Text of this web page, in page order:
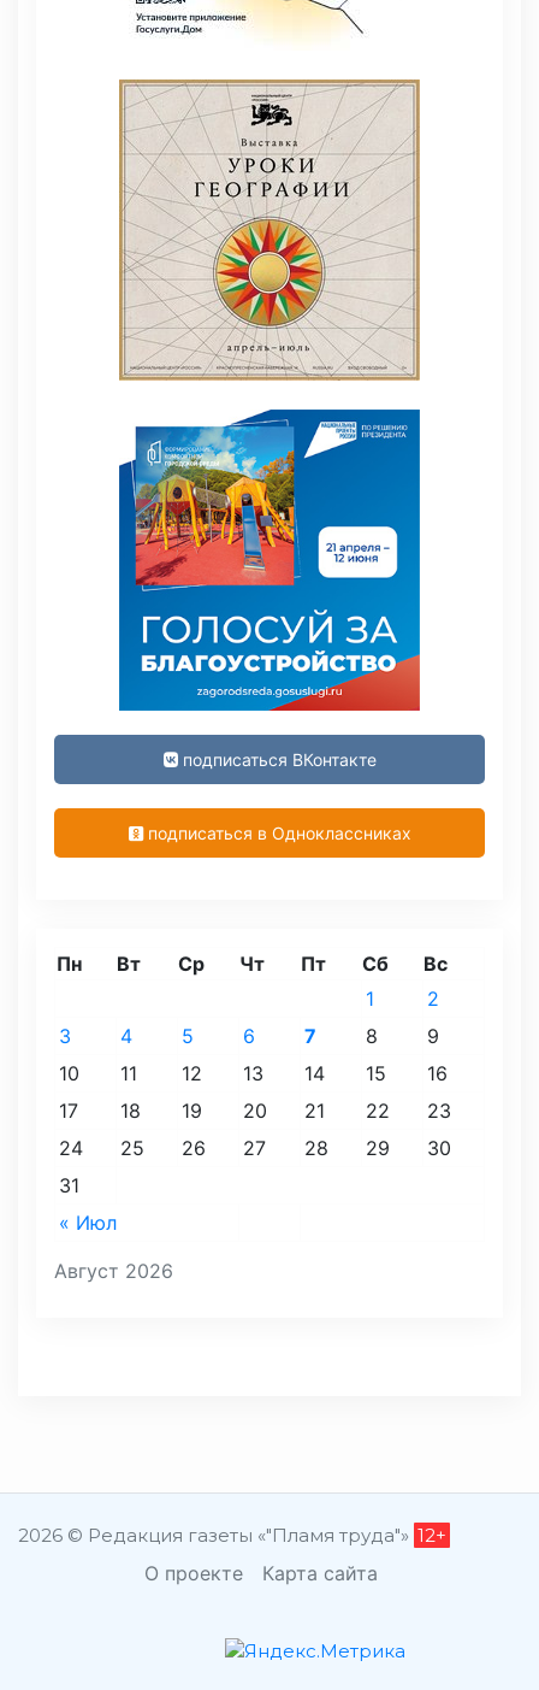
подписаться ВКонтакте
подписаться в Одноклассниках
Август 2026
Пн Вт Ср Чт Пт Сб Вс
« Июл
1
2
3
4 5 6 7 8
9
10
11 12 13 14 15
16
17
18 19 20 21 22
23
24
25 26 27 28 29
30
31
2026 © Редакция газеты «"Пламя труда"» 12+
О проекте Карта сайта